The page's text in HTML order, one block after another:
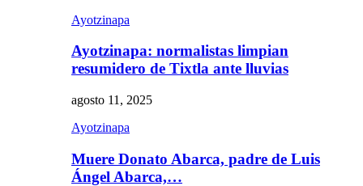
Ayotzinapa
Ayotzinapa: normalistas limpian
resumidero de Tixtla ante lluvias
agosto 11, 2025
Ayotzinapa
Muere Donato Abarca, padre de Luis
Ángel Abarca,…